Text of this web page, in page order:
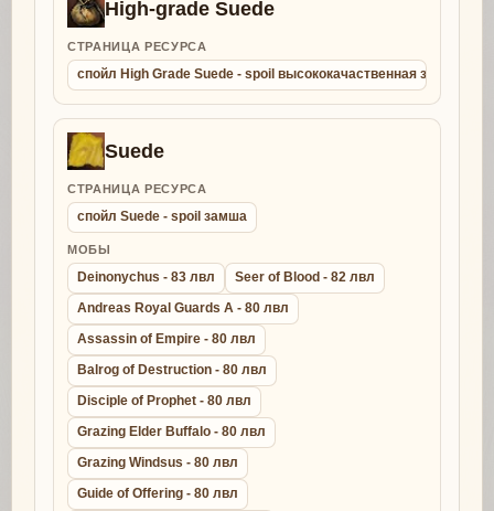
High-grade Suede
СТРАНИЦА РЕСУРСА
спойл High Grade Suede - spoil высококачаственная замша
Suede
СТРАНИЦА РЕСУРСА
спойл Suede - spoil замша
МОБЫ
Deinonychus - 83 лвл
Seer of Blood - 82 лвл
Andreas Royal Guards A - 80 лвл
Assassin of Empire - 80 лвл
Balrog of Destruction - 80 лвл
Disciple of Prophet - 80 лвл
Grazing Elder Buffalo - 80 лвл
Grazing Windsus - 80 лвл
Guide of Offering - 80 лвл